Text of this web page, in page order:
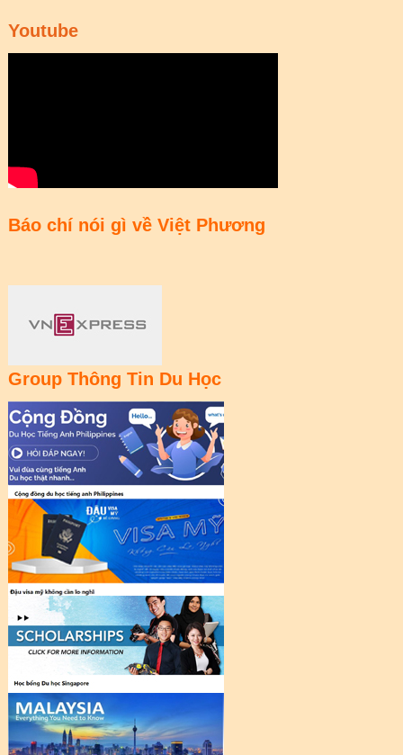
Youtube
Báo chí nói gì về Việt Phương
Group Thông Tin Du Học